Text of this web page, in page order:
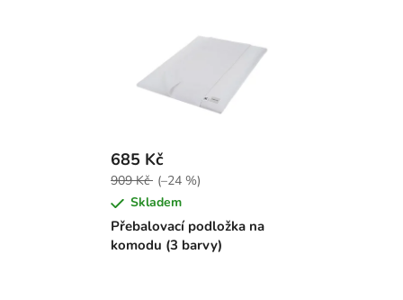
Přebalovací podložka na
komodu (3 barvy)
685 Kč
909 Kč (–24 %)
Skladem